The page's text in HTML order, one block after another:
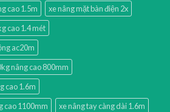
cao 1.5m
xe nâng mặt bàn điện 2x
cao 1.4 mét
ac20m
nâng cao 800mm
cao 1.6m
cao 1100mm
xe nâng tay càng dài 1.6m